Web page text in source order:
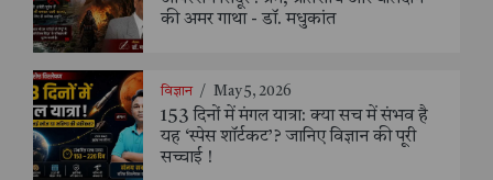
की अमर गाथा - डॉ. मधुकांत
विज्ञान / May 5, 2026
153 दिनों में मंगल यात्रा: क्या सच में संभव है
यह ‘स्पेस शॉर्टकट’? जानिए विज्ञान की पूरी
सच्चाई !